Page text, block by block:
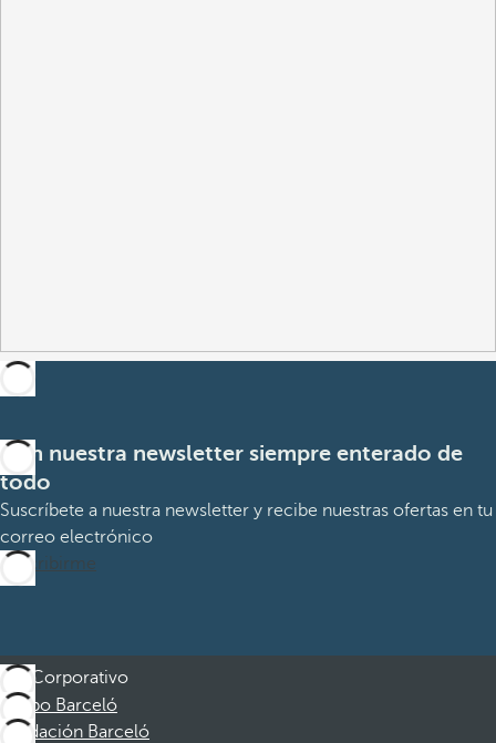
Con nuestra newsletter siempre enterado de
todo
Suscríbete a nuestra newsletter y recibe nuestras ofertas en tu
correo electrónico
Suscribirme
Corporativo
Grupo Barceló
Fundación Barceló